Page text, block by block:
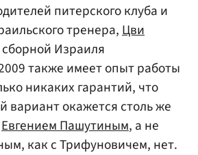
питерского клуба и
тренера,Цви
Израиля
также имеет опыт работы
никаких гарантий, что
вариант окажется столь же
Евгением Пашутиным, а не
как с Трифуновичем, нет.